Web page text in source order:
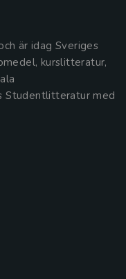
är idag Sveriges
kurslitteratur,
Studentlitteratur med